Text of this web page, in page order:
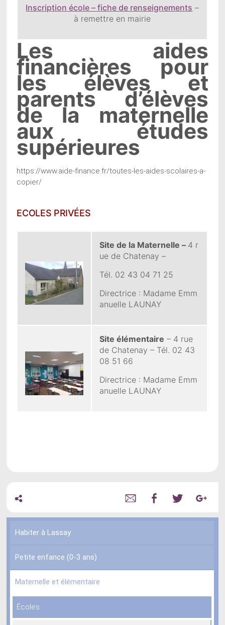
Inscription école – fiche de renseignements –
à remettre en mairie
Les aides
financières pour
les élèves et
parents d’élèves
de la maternelle
aux études
supérieures
https://www.aide-finance.fr/toutes-les-aides-scolaires-a-
copier/
ECOLES PRIVÉES
Site de la Maternelle – 4 r
ue de Chatenay –
Tél. 02 43 04 71 25
Directrice : Madame Emm
anuelle LAUNAY
Site élémentaire – 4 rue
de Chatenay – Tél. 02 43
08 51 66
Directrice : Madame Emm
anuelle LAUNAY
Habiter à Lassay
Petite enfance (0-3 ans)
Maternelle et élémentaire
Écoles